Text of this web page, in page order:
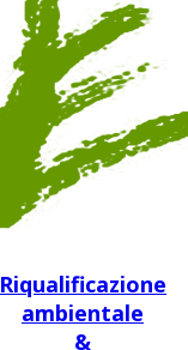
Riqualificazione
ambientale
&